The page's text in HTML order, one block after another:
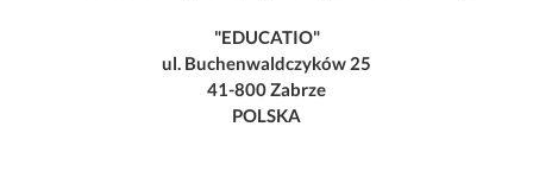
"EDUCATIO"
ul. Buchenwaldczyków 25
41-800 Zabrze
POLSKA